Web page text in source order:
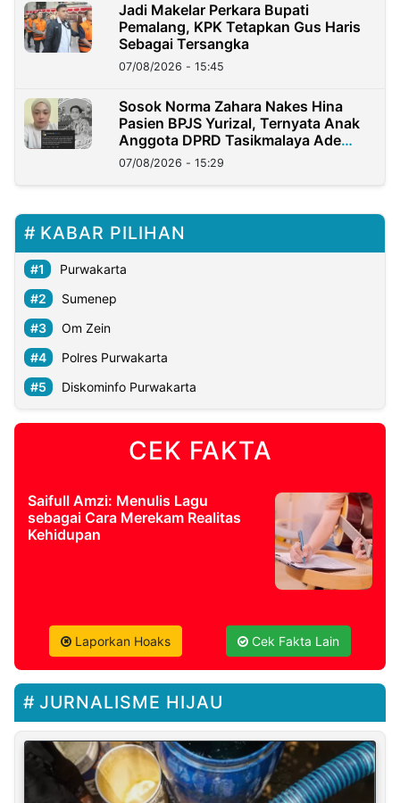
Jadi Makelar Perkara Bupati
Pemalang, KPK Tetapkan Gus Haris
Sebagai Tersangka
07/08/2026 - 15:45
Sosok Norma Zahara Nakes Hina
Pasien BPJS Yurizal, Ternyata Anak
Anggota DPRD Tasikmalaya Ade
Lukman
07/08/2026 - 15:29
KABAR PILIHAN
Purwakarta
Sumenep
Om Zein
Polres Purwakarta
Diskominfo Purwakarta
CEK FAKTA
Saifull Amzi: Menulis Lagu
sebagai Cara Merekam Realitas
Kehidupan
Laporkan Hoaks Cek Fakta Lain
JURNALISME HIJAU